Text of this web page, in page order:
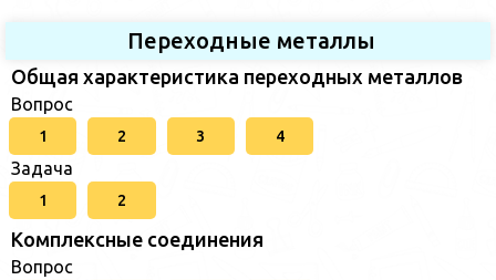
Переходные металлы
Общая характеристика переходных металлов
Вопрос
1 2 3 4
Задача
1 2
Комплексные соединения
Вопрос